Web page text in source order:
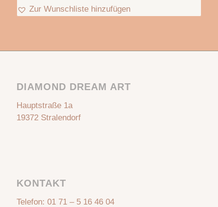
Zur Wunschliste hinzufügen
DIAMOND DREAM ART
Hauptstraße 1a
19372 Stralendorf
KONTAKT
Telefon: 01 71 – 5 16 46 04